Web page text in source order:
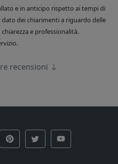
e in anticipo rispetto ai tempi di
dei chiarimenti a riguardo delle
e professionalità.
recensioni